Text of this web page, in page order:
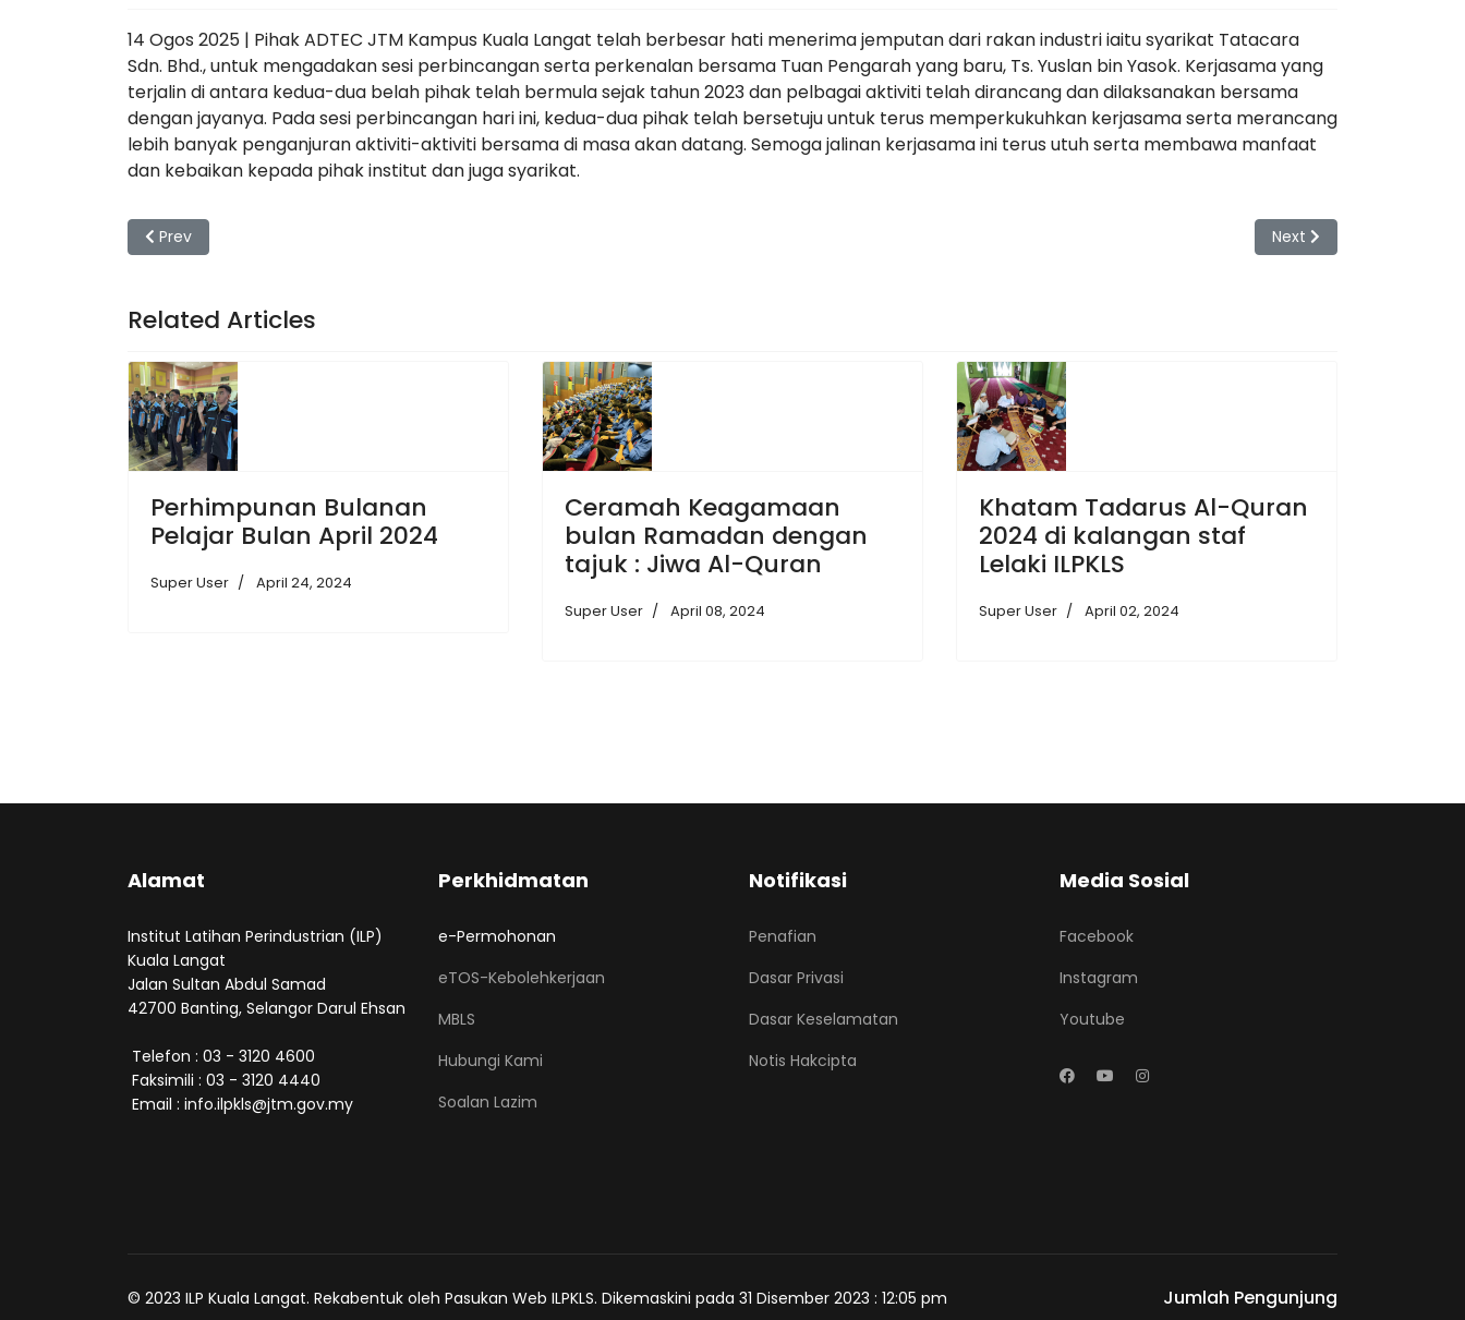
14 Ogos 2025 | Pihak ADTEC JTM Kampus Kuala Langat telah berbesar hati menerima jemputan dari rakan industri iaitu syarikat Tatacara
Sdn. Bhd., untuk mengadakan sesi perbincangan serta perkenalan bersama Tuan Pengarah yang baru, Ts. Yuslan bin Yasok. Kerjasama yang
terjalin di antara kedua-dua belah pihak telah bermula sejak tahun 2023 dan pelbagai aktiviti telah dirancang dan dilaksanakan bersama
dengan jayanya. Pada sesi perbincangan hari ini, kedua-dua pihak telah bersetuju untuk terus memperkukuhkan kerjasama serta merancang
lebih banyak penganjuran aktiviti-aktiviti bersama di masa akan datang. Semoga jalinan kerjasama ini terus utuh serta membawa manfaat
dan kebaikan kepada pihak institut dan juga syarikat.
Previous article: Program Hari Cuci Malaysia Peringkat ADTEC JTM Kampus Kuala Langat Tahun 2025
Prev Next article: Lawatan
Next
Related Articles
Perhimpunan Bulanan
Pelajar Bulan April 2024
Super User April 24, 2024
Ceramah Keagamaan
bulan Ramadan dengan
tajuk : Jiwa Al-Quran
Super User April 08, 2024
Khatam Tadarus Al-Quran
2024 di kalangan staf
Lelaki ILPKLS
Super User April 02, 2024
Alamat
Institut Latihan Perindustrian (ILP)
Kuala Langat
Jalan Sultan Abdul Samad
42700 Banting, Selangor Darul Ehsan
Telefon : 03 - 3120 4600
Faksimili : 03 - 3120 4440
Email : info.ilpkls@jtm.gov.my
Perkhidmatan
e-Permohonan
eTOS-Kebolehkerjaan
MBLS
Hubungi Kami
Soalan Lazim
Notifikasi
Penafian
Dasar Privasi
Dasar Keselamatan
Notis Hakcipta
Media Sosial
Facebook
Instagram
Youtube
© 2023 ILP Kuala Langat. Rekabentuk oleh Pasukan Web ILPKLS. Dikemaskini pada 31 Disember 2023 : 12:05 pm Jumlah Pengunjung